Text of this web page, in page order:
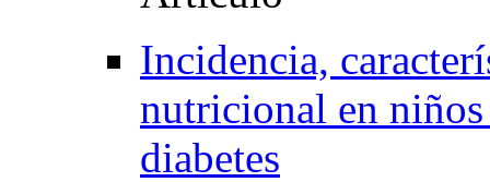
Incidencia,
nutricional en niños
diabetes